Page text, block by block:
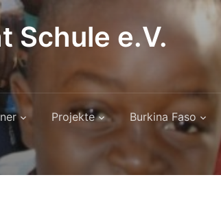
Schule e.V.
Projekte Burkina Faso